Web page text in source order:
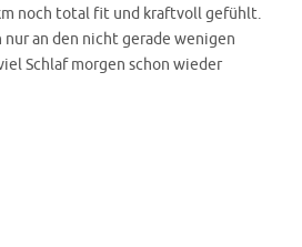
noch total fit und kraftvoll gefühlt.
an den nicht gerade wenigen
Schlaf morgen schon wieder